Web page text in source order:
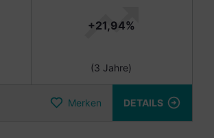
+21,94%
(3 Jahre)
Merken DETAILS